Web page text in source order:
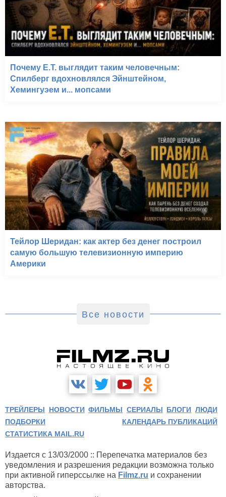
Почему E.T. выглядит таким человечным:
Спилберг вдохновлялся Эйнштейном,
Хемингуэем и... мопсами
Тейлор Шеридан: как актер без денег построил
самую большую телевизионную империю
Америки
Все новости
ТРЕЙЛЕРЫ НОВОСТИ ФИЛЬМЫ СЕРИАЛЫ БЛОГИ ЛЮДИ
ПОДБОРКИ
КАЛЕНДАРЬ ПУБЛИКАЦИЙ
СТАТИСТИКА MAIL.RU
Издается с 13/03/2000 :: Перепечатка материалов без
уведомления и разрешения редакции возможна только
при активной гиперссылке на Filmz.ru и сохранении
авторства.